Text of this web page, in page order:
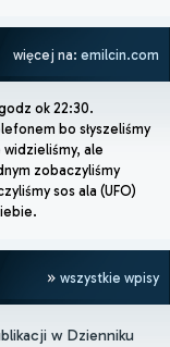
więcej na: emilcin.com
ok 22:30.
bo słyszeliśmy
ale
zobaczyliśmy
sos ala (UFO)
wszystkie wpisy
w Dzienniku